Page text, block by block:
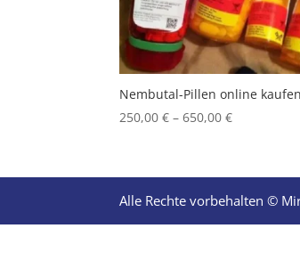
Nembutal-Pillen online kaufen
250,00€ – 650,00€Price
through
650,00 €
Alle Rechte vorbehalten ©